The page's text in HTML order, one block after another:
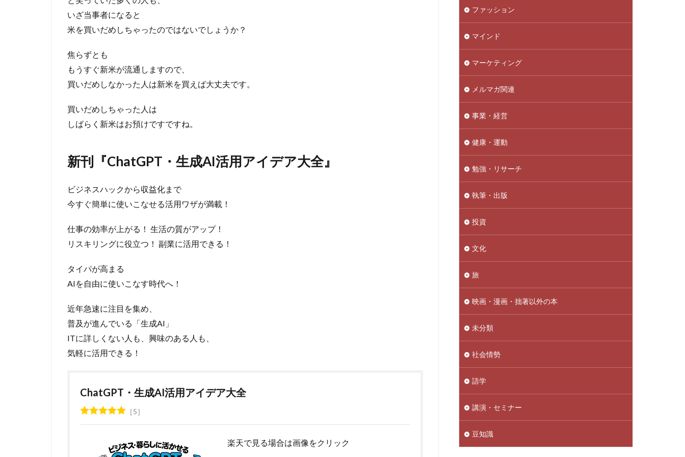
いざ当事者になると
米を買いだめしちゃったのではないでしょうか？
焦らずとも
もうすぐ新米が流通しますので、
買いだめしなかった人は新米を買えば大丈夫です。
買いだめしちゃった人は
しばらく新米はお預けですですね。
新刊『ChatGPT・生成AI活用アイデア大全』
ビジネスハックから収益化まで
今すぐ簡単に使いこなせる活用ワザが満載！
仕事の効率が上がる！ 生活の質がアップ！
リスキリングに役立つ！ 副業に活用できる！
タイパが高まる
AIを自由に使いこなす時代へ！
近年急速に注目を集め、
普及が進んでいる「生成AI」
ITに詳しくない人も、興味のある人も、
気軽に活用できる！
ChatGPT・生成AI活用アイデア大全
5
楽天で見る場合は画像をクリック
ファッション
マインド
マーケティング
メルマガ関連
事業・経営
健康・運動
勉強・リサーチ
執筆・出版
投資
文化
旅
映画・漫画・拙著以外の本
未分類
社会情勢
語学
講演・セミナー
豆知識